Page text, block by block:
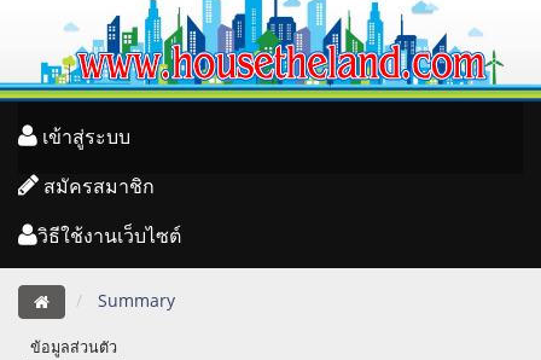
เข้าสู่ระบบ
สมัครสมาชิก
วิธีใช้งานเว็บไซต์
Summary
ข้อมูลส่วนตัว